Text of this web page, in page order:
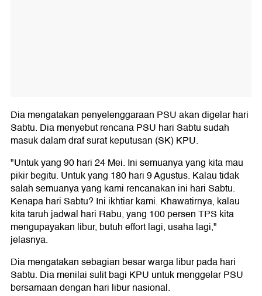
Dia mengatakan penyelenggaraan PSU akan digelar hari
Sabtu. Dia menyebut rencana PSU hari Sabtu sudah
masuk dalam draf surat keputusan (SK) KPU.
"Untuk yang 90 hari 24 Mei. Ini semuanya yang kita mau
pikir begitu. Untuk yang 180 hari 9 Agustus. Kalau tidak
salah semuanya yang kami rencanakan ini hari Sabtu.
Kenapa hari Sabtu? Ini ikhtiar kami. Khawatirnya, kalau
kita taruh jadwal hari Rabu, yang 100 persen TPS kita
mengupayakan libur, butuh effort lagi, usaha lagi,"
jelasnya.
Dia mengatakan sebagian besar warga libur pada hari
Sabtu. Dia menilai sulit bagi KPU untuk menggelar PSU
bersamaan dengan hari libur nasional.